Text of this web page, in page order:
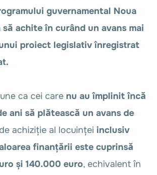
guvernamental Noua
să achite în curând un avans mai
proiect legislativ înregistrat
ca cei care nu au împlinit încă
ani să plătească un avans de
achiziție al locuinței inclusiv
finanțării este cuprinsă
și 140.000 euro, echivalent în